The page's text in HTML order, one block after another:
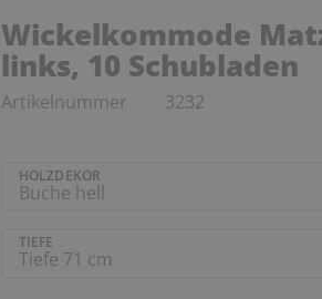
Wickelkommode
links, 10 Schubladen
Artikelnummer 3232
HOLZDEKOR
TIEFE